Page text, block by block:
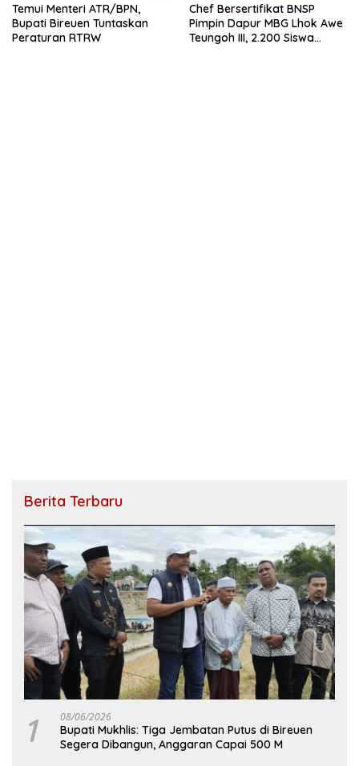
Temui Menteri ATR/BPN,
Bupati Bireuen Tuntaskan
Peraturan RTRW
Chef Bersertifikat BNSP
Pimpin Dapur MBG Lhok Awe
Teungoh III, 2.200 Siswa
Berita Terbaru
1 08/06/2026
Bupati Mukhlis: Tiga Jembatan Putus di Bireuen
Segera Dibangun, Anggaran Capai 500 M